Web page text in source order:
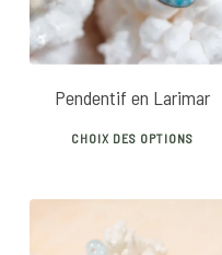
Pendentif en Larimar
CHOIX DES OPTIONS